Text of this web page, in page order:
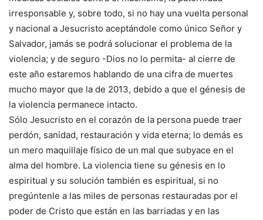
irresponsable y, sobre todo, si no hay una vuelta personal
y nacional a Jesucristo aceptándole como único Señor y
Salvador, jamás se podrá solucionar el problema de la
violencia; y de seguro -Dios no lo permita- al cierre de
este año estaremos hablando de una cifra de muertes
mucho mayor que la de 2013, debido a que el génesis de
la violencia permanece intacto.
Sólo Jesucristo en el corazón de la persona puede traer
perdón, sanidad, restauración y vida eterna; lo demás es
un mero maquillaje físico de un mal que subyace en el
alma del hombre. La violencia tiene su génesis en lo
espiritual y su solución también es espiritual, si no
pregúntenle a las miles de personas restauradas por el
poder de Cristo que están en las barriadas y en las